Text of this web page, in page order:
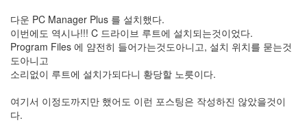
다운 PC Manager Plus 를 설치했다.
이번에도 역시나!!! C 드라이브 루트에 설치되는것이었다.
Program Files 에 얌전히 들어가는것도아니고, 설치 위치를 묻는것
도아니고
소리없이 루트에 설치가되다니 황당할 노릇이다.
여기서 이정도까지만 했어도 이런 포스팅은 작성하진 않았을것이
다.
모
아
답
터
Notices